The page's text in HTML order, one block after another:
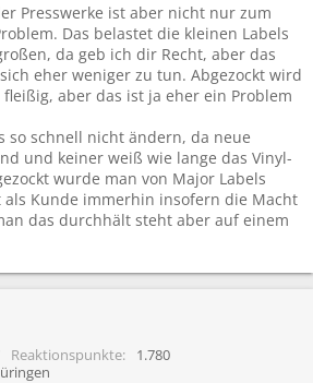
Presswerke ist aber nicht nur zum
Das belastet die kleinen Labels
da geb ich dir Recht, aber das
eher weniger zu tun. Abgezockt wird
aber das ist ja eher ein Problem
so schnell nicht ändern, da neue
und keiner weiß wie lange das Vinyl-
wurde man von Major Labels
Kunde immerhin insofern die Macht
das durchhält steht aber auf einem
Reaktionspunkte
1.780